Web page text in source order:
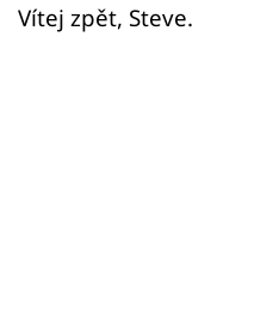
Vítej zpět, Steve.